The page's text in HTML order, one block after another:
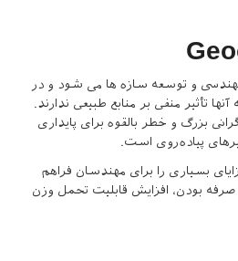
و توسعه سازه ها می شود و در
تأثیر منفی بر منابع طبیعی ندارند.
بزرگ و خطر بالقوه برای پایداری
پیاده‌روی است.
بسیاری را برای مهندسان فراهم
صرفه بودن، افزایش قابلیت تحمل وزن